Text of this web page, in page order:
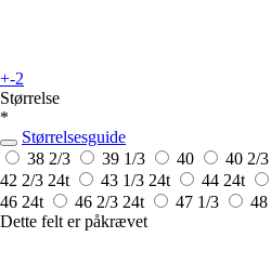
+-2
Størrelse
*
Størrelsesguide
38 2/3
39 1/3 40 40 2/3
42 2/3 24t 43 1/3 24t 44 24t
46 24t 46 2/3 24t 47 1/3 48
Dette felt er påkrævet